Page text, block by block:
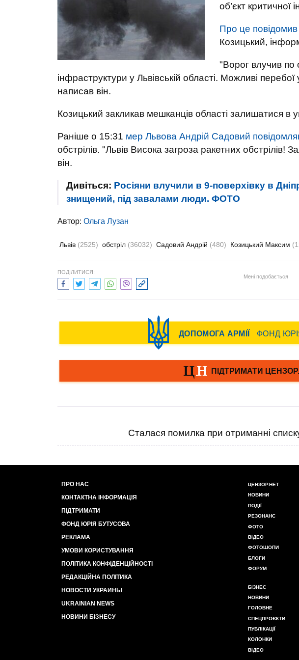
об’єкт критичної
Про це повідомив
Козицький,
"Ворог влучив по
інфраструктури у Львівській області. Можливі
написав він.
Козицький закликав мешканців області залишатися в
Раніше о 15:31 мер Львова Андрій Садовий
обстрілів. "Львів Висока загроза ракетних обстрілів!
він.
Дивіться: Росіяни влучили в 9-поверхівку в
знищений, під завалами люди. ФОТО
Автор: Ольга Лузан
Львів (2525) обстріл (36032) Садовий Андрій (480) Козицький Максим
ПОДІЛИТИСЯ:
Мені подобається
Сталася помилка при отриманні
ПРО НАС
КОНТАКТНА ІНФОРМАЦІЯ
ПІДТРИМАТИ
ФОНД ЮРІЯ БУТУСОВА
РЕКЛАМА
УМОВИ КОРИСТУВАННЯ
ПОЛІТИКА КОНФІДЕНЦІЙНОСТІ
РЕДАКЦІЙНА ПОЛІТИКА
НОВОСТИ УКРАИНЫ
UKRAINIAN NEWS
НОВИНИ БІЗНЕСУ
ЦЕНЗОР.НЕТ
НОВИНИ
ПОДІЇ
РЕЗОНАНС
ФОТО
ВІДЕО
ФОТОШОПИ
БЛОГИ
ФОРУМ
БІЗНЕС
НОВИНИ
ГОЛОВНЕ
СПЕЦПРОЄКТИ
ПУБЛІКАЦІЇ
КОЛОНКИ
ВІДЕО